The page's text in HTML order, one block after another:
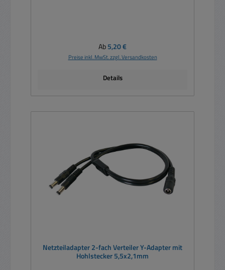
Regulärer Preis:
Ab5,20 €
Preise inkl. MwSt. zzgl. Versandkosten
Details
Netzteiladapter 2-fach Verteiler Y-Adapter mit
Hohlstecker 5,5x2,1mm